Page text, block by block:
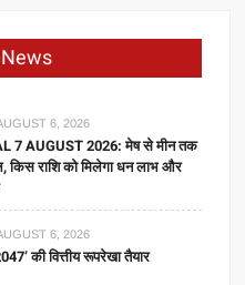
प्रक्रिया
मांगने
वाले
आवेदन
6, 2026
7 AUGUST 2026: मेष से मीन तक
राशि को मिलेगा धन लाभ और
6, 2026
की वित्तीय रूपरेखा तैयार